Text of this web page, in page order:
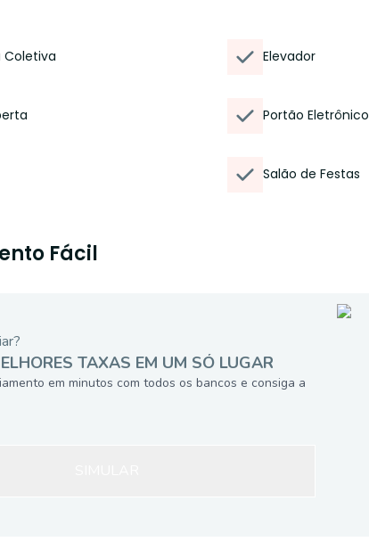
Coletiva Elevador
Portão Eletrônico
Salão de Festas
Fácil
TAXAS EM UM SÓ LUGAR
em minutos com todos os bancos e consiga a